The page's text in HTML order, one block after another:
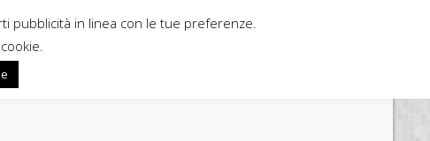
pubblicità in linea con le tue preferenze.